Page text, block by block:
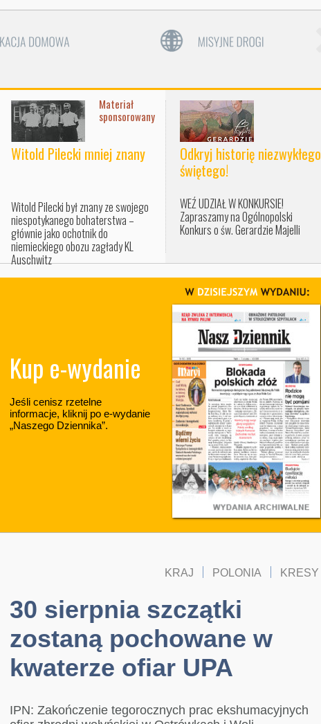
Materiał
sponsorowany
Witold Pilecki mniej znany
Witold Pilecki był znany ze swojego
niespotykanego bohaterstwa –
głównie jako ochotnik do
niemieckiego obozu zagłady KL
Auschwitz
Odkryj historię niezwykłego
świętego!
WEŹ UDZIAŁ W KONKURSIE!
Zapraszamy na Ogólnopolski
Konkurs o św. Gerardzie Majelli
Kup e-wydanie
Jeśli cenisz rzetelne
informacje, kliknij po e-wydanie
„Naszego Dziennika”.
KRESY
POLONIA
KRAJ
30 sierpnia szczątki
zostaną pochowane w
kwaterze ofiar UPA
IPN: Zakończenie tegorocznych prac ekshumacyjnych